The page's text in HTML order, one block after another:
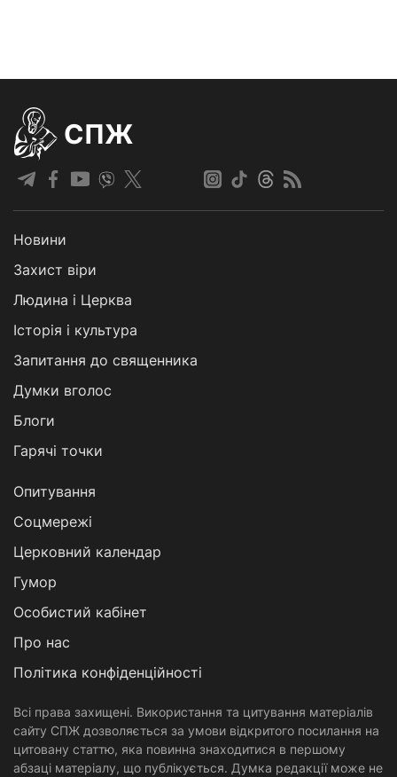
СПЖ
Новини
Захист віри
Людина і Церква
Історія і культура
Запитання до священника
Думки вголос
Блоги
Гарячі точки
Опитування
Соцмережі
Церковний календар
Гумор
Особистий кабінет
Про нас
Політика конфіденційності
Всі права захищені. Використання та цитування матеріалів
сайту СПЖ дозволяється за умови відкритого посилання на
цитовану статтю, яка повинна знаходитися в першому
абзаці матеріалу, що публікується. Думка редакції може не